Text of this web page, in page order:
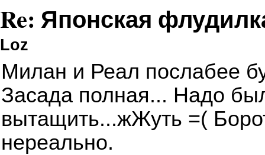
Re: Японская
Loz
Милан и Реал послабее
Засада полная... Надо
вытащить...жЖуть =(
нереально.